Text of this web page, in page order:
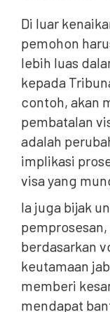
Di luar
pemohon
lebih luas
kepada
contoh, akan
pembatalan
adalah
implikasi
visa yang
Ia juga bijak
berdasarkan
keutamaan
memberi
mendapat